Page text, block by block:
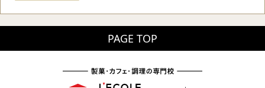
PAGE TOP